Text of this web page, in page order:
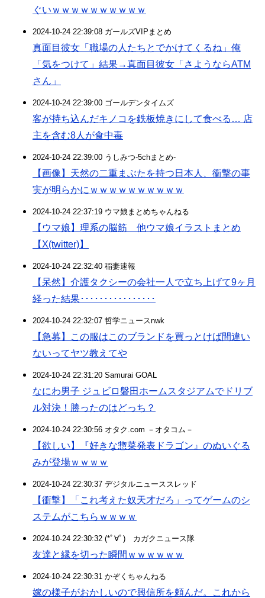
ぐいｗｗｗｗｗｗｗｗｗｗ
2024-10-24 22:39:08 ガールズVIPまとめ
真面目彼女「職場の人たちとでかけてくるね」俺
「気をつけて」結果→真面目彼女「さようならATM
さん」
2024-10-24 22:39:00 ゴールデンタイムズ
客が持ち込んだキノコを鉄板焼きにして食べる… 店
主を含む8人が食中毒
2024-10-24 22:39:00 うしみつ-5chまとめ-
【画像】天然の二重まぶたを持つ日本人、衝撃の事
実が明らかにｗｗｗｗｗｗｗｗｗｗ
2024-10-24 22:37:19 ウマ娘まとめちゃんねる
【ウマ娘】理系の脳筋 他ウマ娘イラストまとめ
【X(twitter)】
2024-10-24 22:32:40 稲妻速報
【呆然】介護タクシーの会社一人で立ち上げて9ヶ月
経った結果････････････････
2024-10-24 22:32:07 哲学ニュースnwk
【急募】この服はこのブランドを買っとけば間違い
ないってヤツ教えてや
2024-10-24 22:31:20 Samurai GOAL
なにわ男子 ジュビロ磐田ホームスタジアムでドリブ
ル対決！勝ったのはどっち？
2024-10-24 22:30:56 オタク.com －オタコム－
【欲しい】『好きな惣菜発表ドラゴン』のぬいぐる
みが登場ｗｗｗｗ
2024-10-24 22:30:37 デジタルニューススレッド
【衝撃】「これ考えた奴天才だろ」ってゲームのシ
ステムがこちらｗｗｗｗ
2024-10-24 22:30:32 (*ﾟ∀ﾟ)ゞカガクニュース隊
友達と縁を切った瞬間ｗｗｗｗｗｗ
2024-10-24 22:30:31 かぞくちゃんねる
嫁の様子がおかしいので興信所を頼んだ。これから